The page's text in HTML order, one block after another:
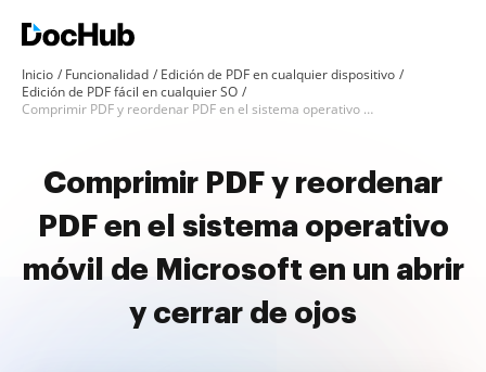
Inicio Funcionalidad
Edición de PDF en cualquier dispositivo
Edición de PDF fácil en cualquier SO
Comprimir PDF y reordenar PDF en el sistema operativo móvil de Microsoft
Comprimir PDF y reordenar
PDF en el sistema operativo
móvil de Microsoft en un abrir
y cerrar de ojos